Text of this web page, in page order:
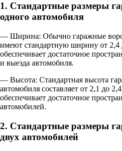
1. Стандартные размеры
одного автомобиля
— Ширина: Обычно гаражные
имеют стандартную ширину от 2,4
обеспечивает достаточное
и выезда автомобиля.
— Высота: Стандартная высота
автомобиля составляет от 2,1 до
обеспечивает достаточное
автомобилей.
2. Стандартные размеры
двух автомобилей